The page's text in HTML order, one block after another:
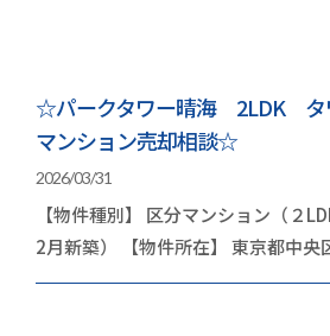
☆パークタワー晴海 2LDK タ
マンション売却相談☆
2026/03/31
【物件種別】 区分マンション（
2月新築） 【物件所在】 東京都中央区晴海２丁目 【依頼
内容】 お住み替え（引越し